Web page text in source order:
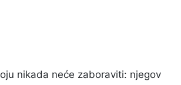
nikada neće zaboraviti: njegov